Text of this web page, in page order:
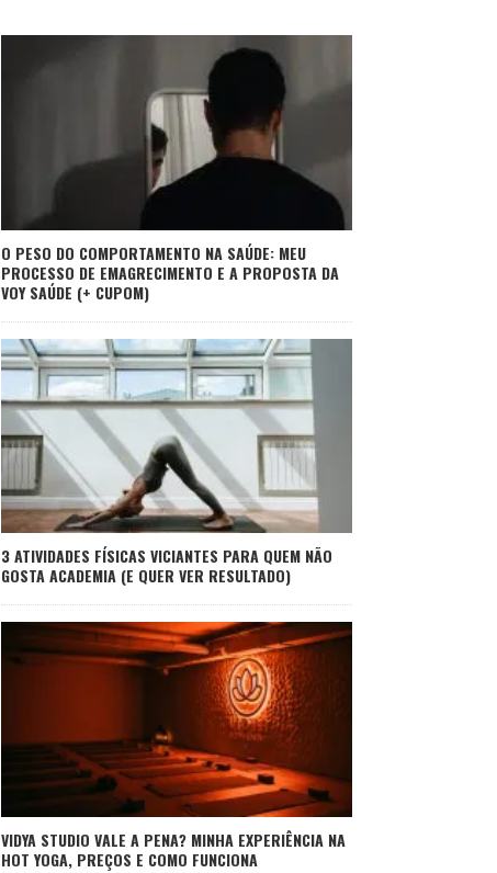
O PESO DO COMPORTAMENTO NA SAÚDE: MEU
PROCESSO DE EMAGRECIMENTO E A PROPOSTA DA
VOY SAÚDE (+ CUPOM)
3 ATIVIDADES FÍSICAS VICIANTES PARA QUEM NÃO
GOSTA ACADEMIA (E QUER VER RESULTADO)
VIDYA STUDIO VALE A PENA? MINHA EXPERIÊNCIA NA
HOT YOGA, PREÇOS E COMO FUNCIONA